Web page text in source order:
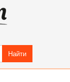
Найти